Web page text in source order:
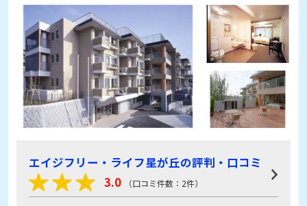
エイジフリー・ライフ星が丘の評判・口コミ
3.0
（口コミ件数：2件）